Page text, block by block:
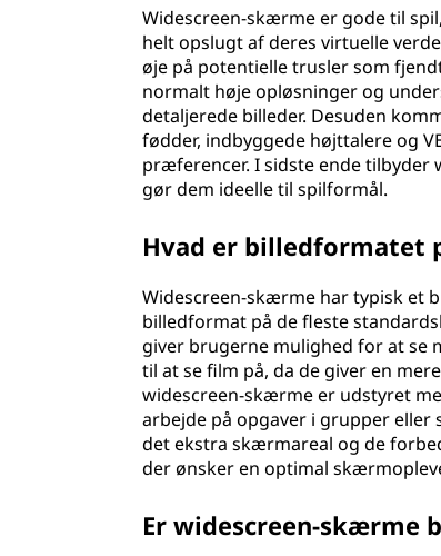
Widescreen-skærme er gode til
helt opslugt af deres virtuelle
øje på potentielle trusler som
normalt høje opløsninger og
detaljerede billeder. Desuden
fødder, indbyggede højttalere og
præferencer. I sidste ende
gør dem ideelle til spilformål.
Hvad er billedformatet
Widescreen-skærme har typisk et
billedformat på de fleste
giver brugerne mulighed for at se
til at se film på, da de giver en
widescreen-skærme er udstyret
arbejde på opgaver i grupper eller
det ekstra skærmareal og de
der ønsker en optimal
Er widescreen-skærme